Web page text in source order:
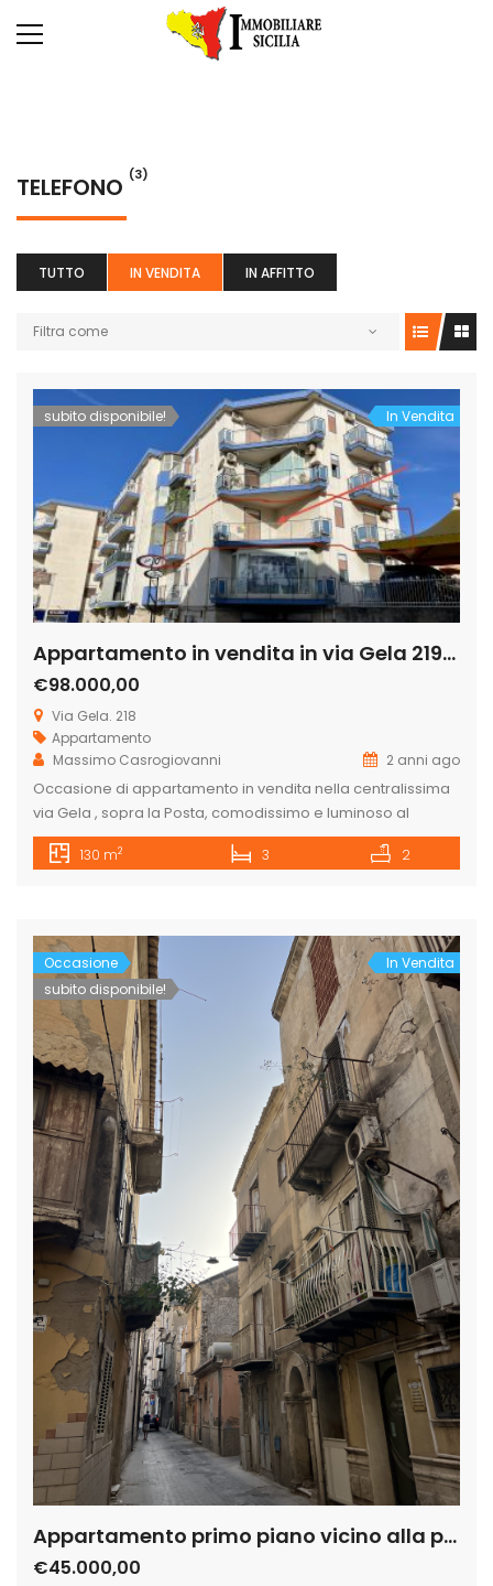
TELEFONO (3)
TUTTO IN VENDITA IN AFFITTO
Filtra come
subito disponibile! In Vendita
Appartamento in vendita in via Gela 219, Licata
€98.000,00
Via Gela. 218
Appartamento
Massimo Casrogiovanni
2 anni ago
Occasione di appartamento in vendita nella centralissima
via Gela , sopra la Posta, comodissimo e luminoso al
secondo piano con ascensore, composto da ingresso,
cucina abitabile prospiciente sulla via Gela, salotto e sala
matrimoniale, 2 ampie […]
130 m2 3 2
Occasione
subito disponibile!
In Vendita
Appartamento primo piano vicino alla piazza sant’Angelo
€45.000,00